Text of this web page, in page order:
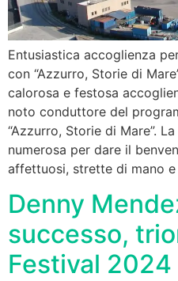
Entusiastica accoglienza
con “Azzurro, Storie di
calorosa e festosa
noto conduttore del
“Azzurro, Storie di Mare”.
numerosa per dare il
affettuosi, strette di mano
Denny
successo,
Festival 2024